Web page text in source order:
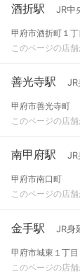
酒折駅 JR中
甲府市酒折町１丁
このページの店
善光寺駅 JR
甲府市善光寺町
このページの店
南甲府駅 JR
甲府市南口町
このページの店
金手駅 JR身
甲府市城東１丁目
このページの店